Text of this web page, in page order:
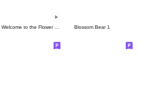
Welcome to the Flower Garden Blossom Bear 1